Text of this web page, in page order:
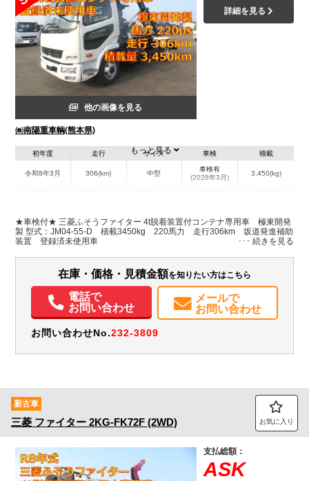
他の画像を見る
㈱南陽重車輌(熊本県)
詳細を見る
初年度
令和8年3月
走行
306(km)
サイズ
中型
車検
車検有
(2028年3月)
積載
3,450(kg)
熊本県
W:2,210
H:2,410
無
パワステ パワーウィンドウ 電動格納ミラー
バックモニター
取扱説明書（一部含む）
メンテナンスノート（保証書） PMマフラー
もっと見る
★車検付★ 三菱ふそうファイター 4t脱着装置付コンテナ専用車 極東開発
製 型式：JM04-55-D 積載3450kg 220馬力 走行306km 坂道発進補助
装置 登録済未使用車
在庫・価格・見積金額を知りたい方はこちら
電話で
お問い合わせ
メールで
お問い合わせ
お問い合わせNo.232-3809
新古車
三菱 ファイター 2KG-FK72F (2WD) お気に入り
支払総額：
ASK